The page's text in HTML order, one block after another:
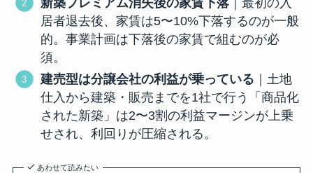
新築プレミアム消失後の家賃下落 ｜最初の入
居者退去後、家賃は5〜10%下落するのが一般
的。事業計画は下落後の家賃で組むのが必
須。
建売型は分譲会社の利益が乗っている ｜土地
仕入から建築・販売までを1社で行う「商品化
された新築」は2〜3割の利益マージンが上乗
せされ、利回りが圧縮される。
あわせて読みたい